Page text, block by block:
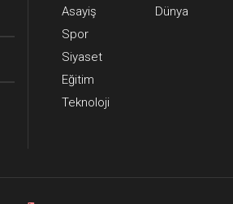
Asayiş
Spor
Siyaset
Eğitim
Teknoloji
Dünya